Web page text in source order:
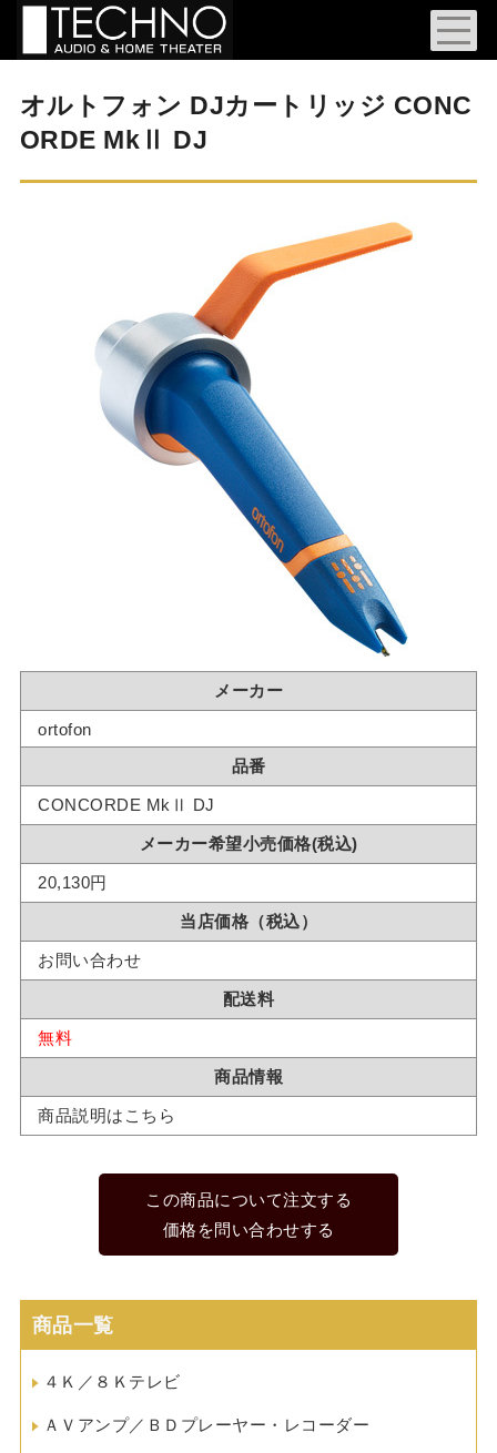
オルトフォン DJカートリッジ CONC
ORDE MkⅡ DJ
メーカー
ortofon
品番
CONCORDE MkⅡ DJ
メーカー希望小売価格(税込)
20,130円
当店価格（税込）
お問い合わせ
配送料
無料
商品情報
商品説明はこちら
この商品について注文する
価格を問い合わせする
商品一覧
４Ｋ／８Ｋテレビ
ＡＶアンプ／ＢＤプレーヤー・レコーダー